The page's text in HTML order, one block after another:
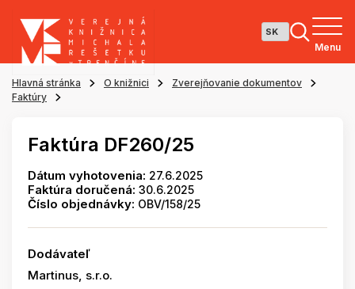
Menu
Hlavná stránka O knižnici
Zverejňovanie dokumentov
Faktúry
Faktúra DF260/25
Dátum vyhotovenia: 27.6.2025
Faktúra doručená: 30.6.2025
Číslo objednávky: OBV/158/25
Dodávateľ
Martinus, s.r.o.